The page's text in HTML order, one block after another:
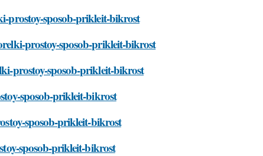
prostoy-sposob-prikleit-bikrost
prostoy-sposob-prikleit-bikrost
prostoy-sposob-prikleit-bikrost
sposob-prikleit-bikrost
sposob-prikleit-bikrost
sposob-prikleit-bikrost